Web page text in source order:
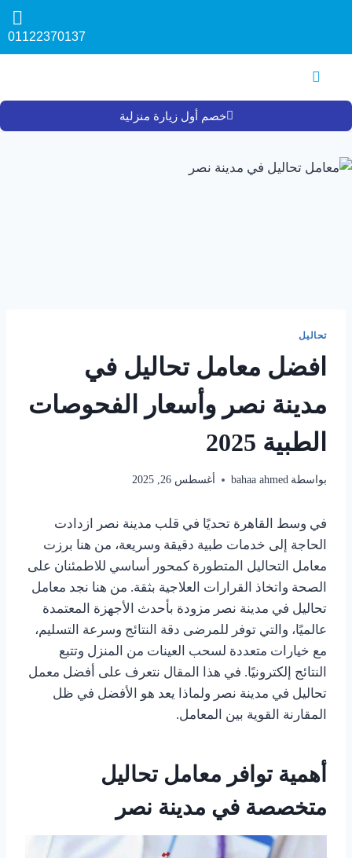
01122370137
خصم أول زيارة منزلية
تحاليل
افضل معامل تحاليل في
مدينة نصر وأسعار الفحوصات
الطبية 2025
بواسطة bahaa ahmed أغسطس 26, 2025
في وسط القاهرة تحديًا في قلب مدينة نصر ازدادت
الحاجة إلى خدمات طبية دقيقة وسريعة، من هنا برزت
معامل التحاليل المتطورة كمحور أساسي للاطمئنان على
الصحة واتخاذ القرارات العلاجية بثقة. من هنا نجد معامل
تحاليل في مدينة نصر مزودة بأحدث الأجهزة المعتمدة
عالميًا، والتي توفر للمرضى دقة النتائج وسرعة التسليم،
مع خيارات متعددة لسحب العينات من المنزل وتتبع
النتائج إلكترونيًا. في هذا المقال نتعرف على أفضل معمل
تحاليل في مدينة نصر ولماذا يعد هو الأفضل في ظل
المقارنة القوية بين المعامل.
أهمية توافر معامل تحاليل
متخصصة في مدينة نصر